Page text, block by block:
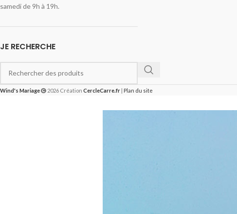
samedi de 9h à 19h.
JE RECHERCHE
Wind's Mariage 2026 Création CercleCarre.fr | Plan du site